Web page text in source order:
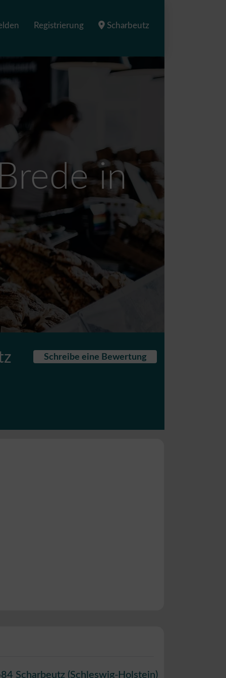
Registrierung Scharbeutz
in
Schreibe eine Bewertung
Scharbeutz (Schleswig-Holstein)